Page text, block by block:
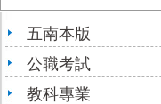
五南本版
公職考試
教科專業